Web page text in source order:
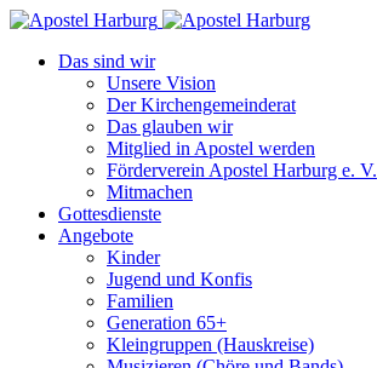
Das sind wir
Unsere Vision
Der Kirchengemeinderat
Das glauben wir
Mitglied in Apostel werden
Förderverein Apostel Harburg e. V.
Mitmachen
Gottesdienste
Angebote
Kinder
Jugend und Konfis
Familien
Generation 65+
Kleingruppen (Hauskreise)